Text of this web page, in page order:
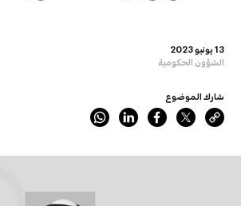
13 يونيو 2023
الشؤون الحكومية
شارك الموضوع